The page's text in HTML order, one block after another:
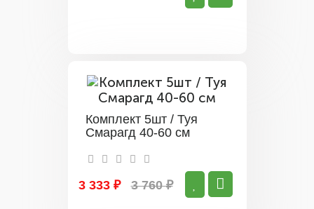
Комплект 5шт / Туя
Смарагд 40-60 см
3 333 ₽ 3 760 ₽